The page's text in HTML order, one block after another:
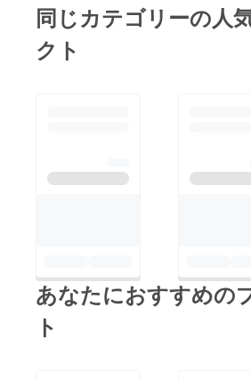
同じカテゴリーの人
クト
あなたにおすすめの
ト